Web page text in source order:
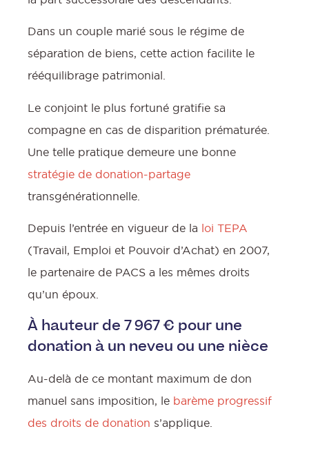
Dans un couple marié sous le régime de
séparation de biens, cette action facilite le
rééquilibrage patrimonial.
Le conjoint le plus fortuné gratifie sa
compagne en cas de disparition prématurée.
Une telle pratique demeure une bonne
stratégie de donation-partage
transgénérationnelle.
Depuis l’entrée en vigueur de la loi TEPA
(Travail, Emploi et Pouvoir d’Achat) en 2007,
le partenaire de PACS a les mêmes droits
qu’un époux.
À hauteur de 7 967 € pour une
donation à un neveu ou une nièce
Au-delà de ce montant maximum de don
manuel sans imposition, le barème progressif
des droits de donation s’applique.